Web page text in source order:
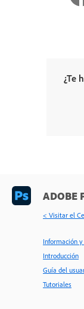
¿Te
ADOBE
< Visitar el
Información
Introducción
Guía del
Tutoriales